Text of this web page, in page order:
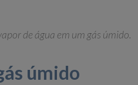
de água em um gás úmido.
úmido